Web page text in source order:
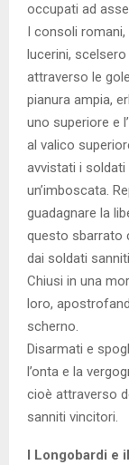
occupati ad
I consoli
lucerini,
attraverso le
pianura ampia,
uno superiore e
al valico
avvistati i soldati
un’imboscata.
guadagnare la
questo sbarrato
dai soldati
Chiusi in una
loro,
scherno.
Disarmati e
l’onta e la
cioè attraverso
sanniti vincitori.
I Longobardi e